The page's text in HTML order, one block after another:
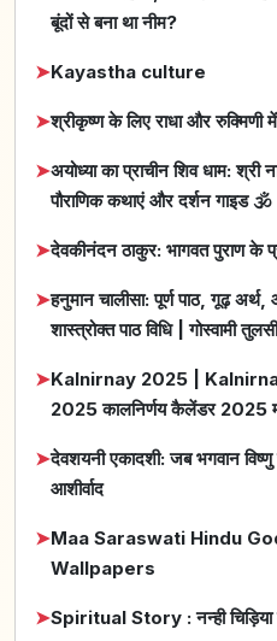
बूंदों से बना था नीम?
➤Kayastha culture
➤श्रीकृष्ण के लिए राधा और रुक्मिणी
➤अयोध्या का प्राचीन शिव धाम: श्री
पौराणिक कथाएं और दर्शन गाइड 🕉️
➤देवकीनंदन ठाकुर: भागवत पुराण के
➤हनुमान चालीसा: पूर्ण पाठ, गूढ़
शास्त्रोक्त पाठ विधि | गोस्वामी
➤Kalnirnay 2025 |
2025 कालनिर्णय कैलेंडर 2025
➤देवशयनी एकादशी: जब भगवान विष्णु
आशीर्वाद
➤Maa Saraswati Hindu
Wallpapers
➤Spiritual Story : नन्ही चिड़िया